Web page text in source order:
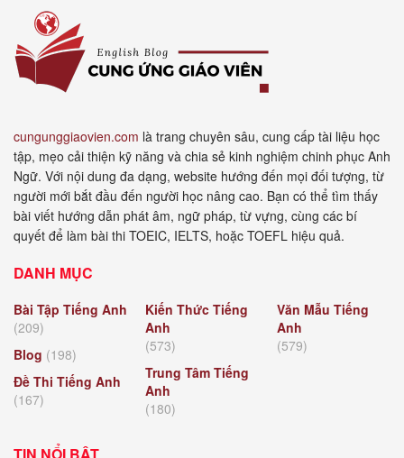
cungunggiaovien.com là trang chuyên sâu, cung cấp tài liệu học
tập, mẹo cải thiện kỹ năng và chia sẻ kinh nghiệm chinh phục Anh
Ngữ. Với nội dung đa dạng, website hướng đến mọi đối tượng, từ
người mới bắt đầu đến người học nâng cao. Bạn có thể tìm thấy
bài viết hướng dẫn phát âm, ngữ pháp, từ vựng, cùng các bí
quyết để làm bài thi TOEIC, IELTS, hoặc TOEFL hiệu quả.
DANH MỤC
Bài Tập Tiếng Anh
(209)
Blog (198)
Đề Thi Tiếng Anh
(167)
Kiến Thức Tiếng
Anh
(573)
Trung Tâm Tiếng
Anh
(180)
Văn Mẫu Tiếng
Anh
(579)